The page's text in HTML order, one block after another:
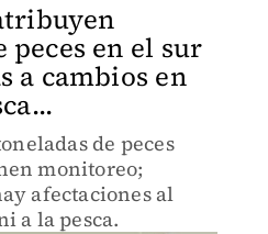
en el sur
a cambios en
de peces
monitoreo;
afectaciones al
a la pesca.